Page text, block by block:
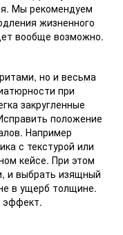
Мы рекомендуем
жизненного
вообще возможно.
но и весьма
при
закругленные
положение
Например
с текстурой или
кейсе. При этом
и выбрать изящный
в ущерб толщине.
эффект.